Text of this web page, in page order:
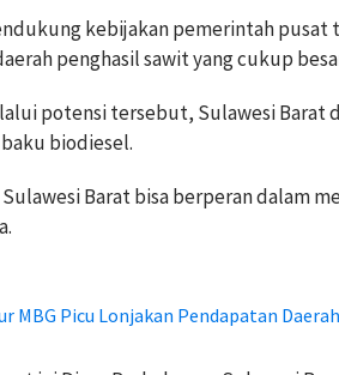
kebijakan pemerintah pusat
penghasil sawit yang cukup
potensi tersebut, Sulawesi Barat
biodiesel.
Barat bisa berperan dalam
MBG Picu Lonjakan Pendapatan